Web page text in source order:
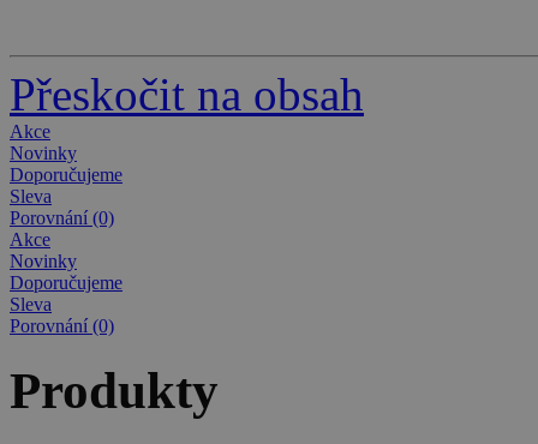
Přeskočit na obsah
Akce
Novinky
Doporučujeme
Sleva
Porovnání (0)
Akce
Novinky
Doporučujeme
Sleva
Porovnání (0)
Produkty